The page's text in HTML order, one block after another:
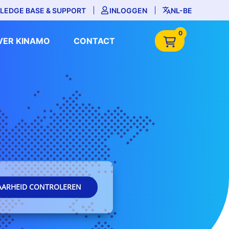
BASE & SUPPORT INLOGGEN NL-BE
KINAMO CONTACT
0
CONTROLEREN